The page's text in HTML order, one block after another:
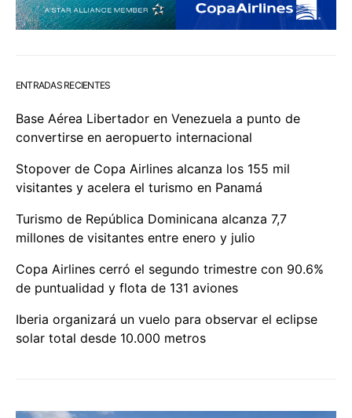
ENTRADAS RECIENTES
Base Aérea Libertador en Venezuela a punto de
convertirse en aeropuerto internacional
Stopover de Copa Airlines alcanza los 155 mil
visitantes y acelera el turismo en Panamá
Turismo de República Dominicana alcanza 7,7
millones de visitantes entre enero y julio
Copa Airlines cerró el segundo trimestre con 90.6%
de puntualidad y flota de 131 aviones
Iberia organizará un vuelo para observar el eclipse
solar total desde 10.000 metros